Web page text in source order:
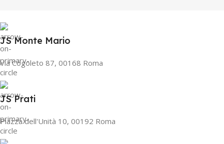
JS Monte Mario
Via Cogoleto 87, 00168 Roma
JS Prati
Piazza dell'Unità 10, 00192 Roma